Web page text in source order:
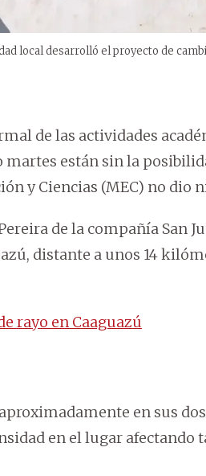
local desarrolló el proyecto de
de las actividades
martes están sin la
y Ciencias (MEC) no dio
de la compañía San
distante a unos 14
rayo en Caaguazú
en sus
en el lugar afectando